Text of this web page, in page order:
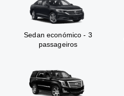
Sedan económico - 3
passageiros